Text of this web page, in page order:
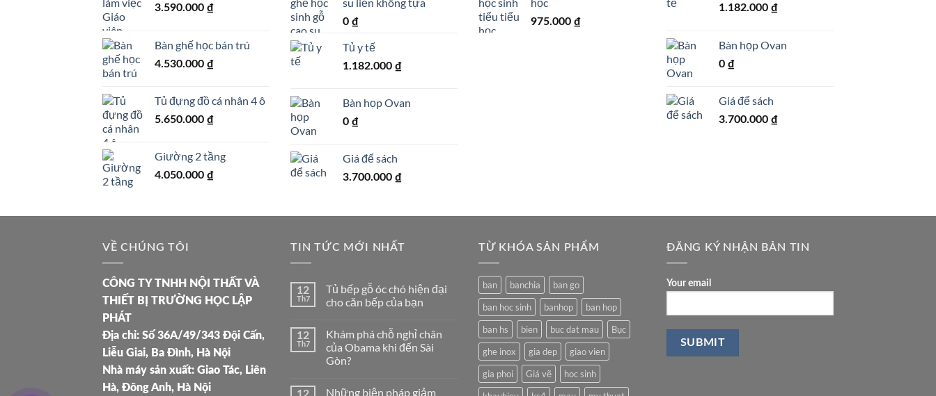
3.590.000 ₫
Bàn ghế học bán trú
4.530.000 ₫
Tủ đựng đồ cá nhân 4 ô
5.650.000 ₫
Giường 2 tầng
4.050.000 ₫
0 ₫
Tủ y tế
1.182.000 ₫
Bàn họp Ovan
0 ₫
Giá để sách
3.700.000 ₫
975.000 ₫
1.182.000 ₫
Bàn họp Ovan
0 ₫
Giá để sách
3.700.000 ₫
VỀ CHÚNG TÔI
CÔNG TY TNHH NỘI THẤT VÀ
THIẾT BỊ TRƯỜNG HỌC LẬP
PHÁT
Địa chỉ: Số 36A/49/343 Đội Cấn,
Liễu Giai, Ba Đình, Hà Nội
Nhà máy sản xuất: Giao Tác, Liên
Hà, Đông Anh, Hà Nội
TIN TỨC MỚI NHẤT
12
Th7
Tủ bếp gỗ óc chó hiện đại
cho căn bếp của bạn
bình
luận
ở
Tủ
óc
12
Th7
Khám phá chỗ nghỉ chân
của Obama khi đến Sài
Gòn?
bình
Những biện pháp giảm
TỪ KHÓA SẢN PHẨM
ban banchia
ban go
ban hoc sinh
banhop
ban hop
ban hs
bien buc dat mau
Bục
ghe inox
gia dep
giao vien
gia phoi
Giá vẽ
hoc sinh
ĐĂNG KÝ NHẬN BẢN TIN
Your email